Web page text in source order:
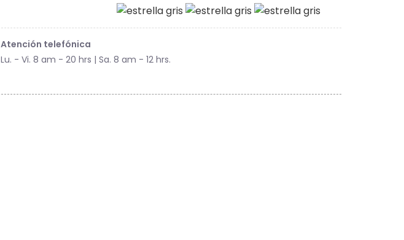
Atención telefónica
Lu. - Vi. 8 am - 20 hrs | Sa. 8 am - 12 hrs.